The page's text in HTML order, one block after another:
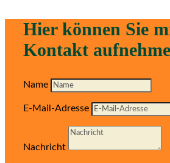
Hier können Sie
Kontakt
Name
E-Mail-Adresse
Nachricht